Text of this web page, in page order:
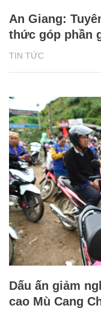
TIN TỨC
An Giang:
thức góp phần
Dấu ấn giảm
cao Mù Cang